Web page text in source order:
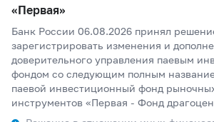
«Первая»
Банк России 06.08.2026 принял
зарегистрировать изменения и
доверительного управления паевым
фондом со следующим полным
паевой инвестиционный фонд
инструментов «Первая - Фонд